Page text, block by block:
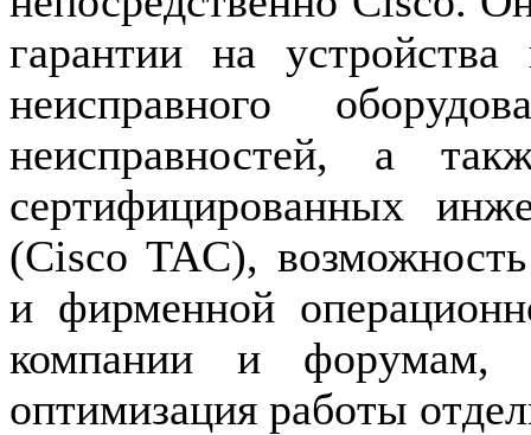
гарантии на
неисправного
неисправностей, а
сертифицированных
(Cisco TAC),
и фирменной
компании и форумам,
оптимизация работы